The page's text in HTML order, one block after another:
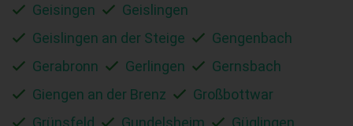
Geisingen
Geislingen
Geislingen an der Steige
Gengenbach
Gerabronn
Gerlingen
Gernsbach
Giengen an der Brenz
Großbottwar
Grünsfeld
Gundelsheim Güglingen